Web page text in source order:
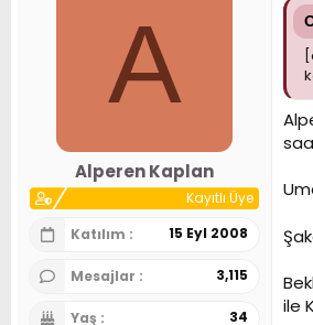
A
Alperen Kaplan
Kayıtlı Üye
Katılım
15 Eyl 2008
Mesajlar 3,115
Yaş 34
ile